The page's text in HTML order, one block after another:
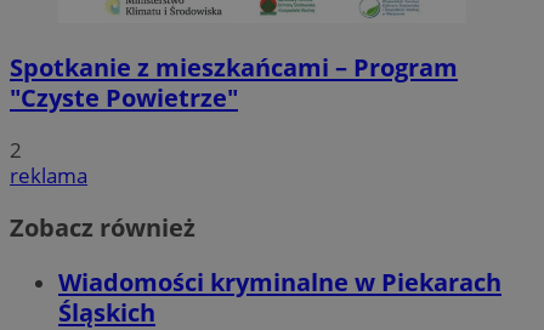
Spotkanie z mieszkańcami – Program
"Czyste Powietrze"
2
reklama
Zobacz również
Wiadomości kryminalne w Piekarach
Śląskich